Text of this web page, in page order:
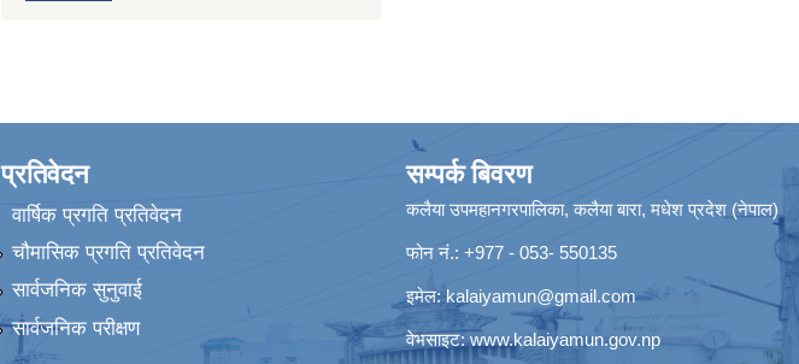
प्रतिवेदन
वार्षिक प्रगति प्रतिवेदन
चौमासिक प्रगति प्रतिवेदन
सार्वजनिक सुनुवाई
सार्वजनिक परीक्षण
सम्पर्क बिवरण
कलैया उपमहानगरपालिका, कलैया बारा, मधेश प्रदेश (नेपाल)
फोन नं.: +977 - 053- 550135
इमेल: kalaiyamun@gmail.com
वेभसाइट:www.kalaiyamun.gov.np